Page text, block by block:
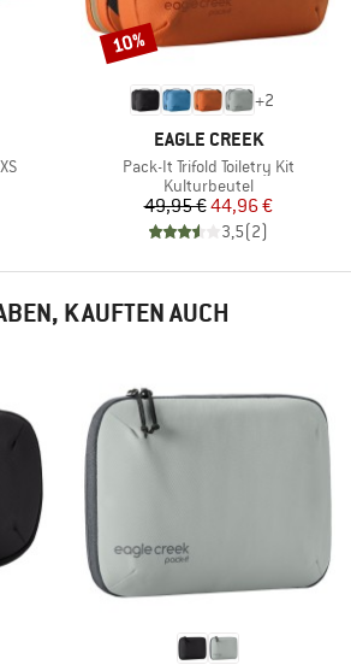
+2
MARKE
EAGLE CREEK
Artikel
Pack-It Trifold Toiletry Kit
Produktgruppe
Kulturbeutel
Preis
49,95 €reduzierter Preis
44,96 €
3,5(2)
Rabatt
10%
KAUFTEN AUCH